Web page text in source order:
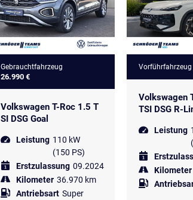
Gebrauchtfahrzeug
26.990 €
Volkswagen T-Roc 1.5 T
SI DSG Goal
Leistung 110 kW
(150 PS)
Erstzulassung 09.2024
Kilometer 36.970 km
Antriebsart Super
Vorführfahrzeug
Volkswagen
TSI DSG R-
Leistung
Kilometer